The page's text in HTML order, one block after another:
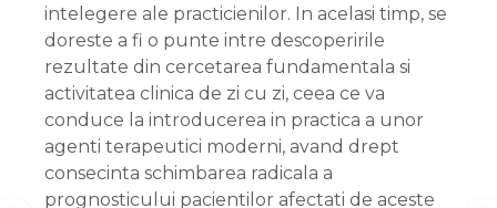
intelegere ale practicienilor. In acelasi timp, se
doreste a fi o punte intre descoperirile
rezultate din cercetarea fundamentala si
activitatea clinica de zi cu zi, ceea ce va
conduce la introducerea in practica a unor
agenti terapeutici moderni, avand drept
consecinta schimbarea radicala a
prognosticului pacientilor afectati de aceste